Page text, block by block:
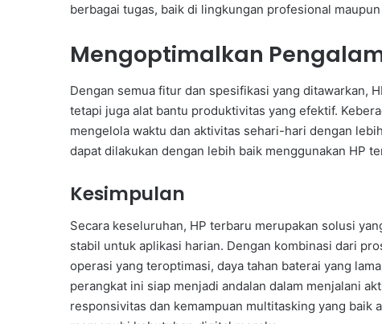
berbagai tugas, baik di lingkungan profesional
Mengoptimalkan
Dengan semua fitur dan spesifikasi yang ditawarkan,
tetapi juga alat bantu produktivitas yang efektif.
mengelola waktu dan aktivitas sehari-hari dengan
dapat dilakukan dengan lebih baik menggunakan HP
Kesimpulan
Secara keseluruhan, HP terbaru merupakan solusi
stabil untuk aplikasi harian. Dengan kombinasi dari
operasi yang teroptimasi, daya tahan baterai yang
perangkat ini siap menjadi andalan dalam menjalani
responsivitas dan kemampuan multitasking yang baik